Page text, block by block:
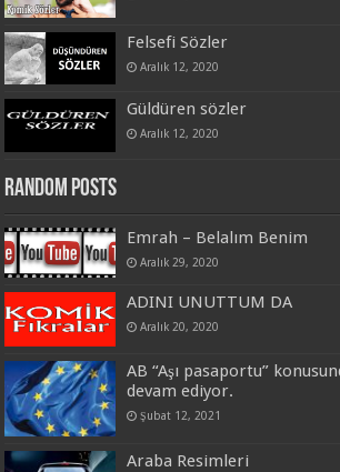
Felsefi Sözler
Aralık 12, 2020
Güldüren sözler
Aralık 12, 2020
Random Posts
Emrah – Belalım Benim
Aralık 29, 2020
ADINI UNUTTUM DA
Aralık 20, 2020
AB “Aşı pasaportu”
devam ediyor.
Şubat 12, 2021
Araba Resimleri